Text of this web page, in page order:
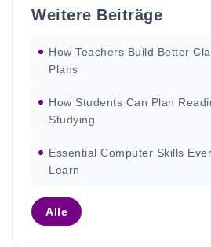
Weitere Beiträge
How Teachers Build Better
Plans
How Students Can Plan
Studying
Essential Computer Skills
Learn
Alle